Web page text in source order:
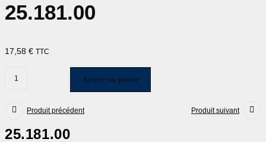
25.181.00
17,58 € TTC
Ajouter au panier
Produit précédent Produit suivant
25.181.00